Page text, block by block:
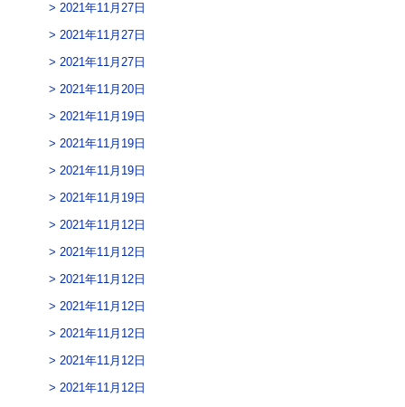
2021年11月27日
2021年11月27日
2021年11月27日
2021年11月20日
2021年11月19日
2021年11月19日
2021年11月19日
2021年11月19日
2021年11月12日
2021年11月12日
2021年11月12日
2021年11月12日
2021年11月12日
2021年11月12日
2021年11月12日